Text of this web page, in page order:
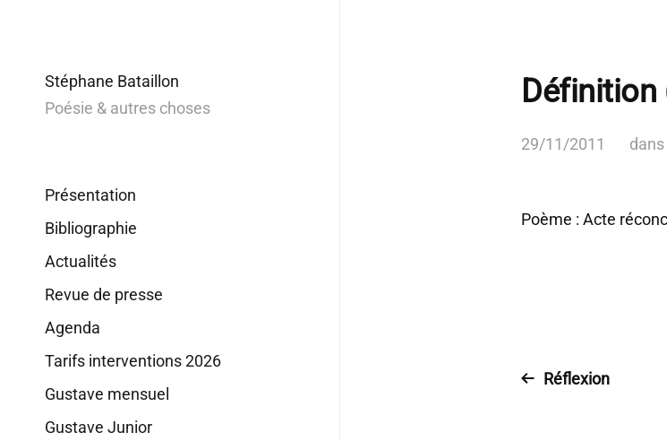
Stéphane Bataillon
Poésie & autres choses
Présentation
Bibliographie
Actualités
Revue de presse
Agenda
Tarifs interventions 2026
Gustave mensuel
Gustave Junior
Définition
29/11/2011 dans
Poème : Acte
Réflexion